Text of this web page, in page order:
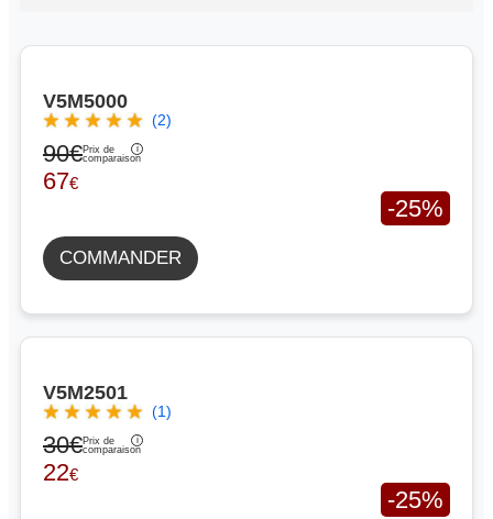
V5M5000
(2)
90€Prix de
comparaison
67€
-25%
COMMANDER
V5M2501
(1)
30€Prix de
comparaison
22€
-25%